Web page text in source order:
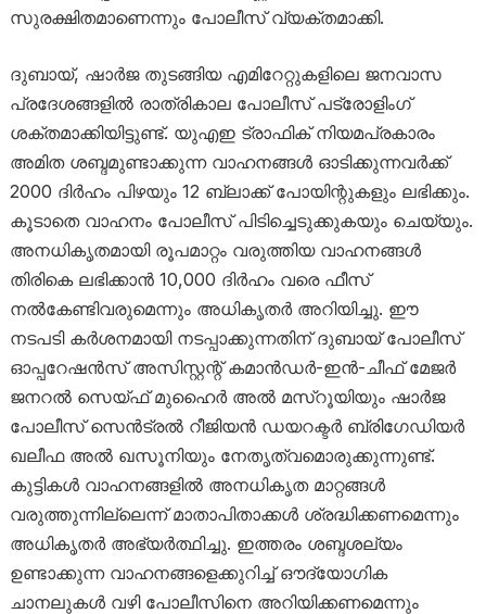
സുരക്ഷിതമാണെന്നും പോലീസ് വ്യക്തമാക്കി.
ദുബായ്, ഷാർജ തുടങ്ങിയ എമിറേറ്റുകളിലെ ജനവാസ
പ്രദേശങ്ങളിൽ രാത്രികാല പോലീസ് പട്രോളിംഗ്
ശക്തമാക്കിയിട്ടുണ്ട്. യുഎഇ ട്രാഫിക് നിയമപ്രകാരം
അമിത ശബ്ദമുണ്ടാക്കുന്ന വാഹനങ്ങൾ ഓടിക്കുന്നവർക്ക്
2000 ദിർഹം പിഴയും 12 ബ്ലാക്ക് പോയിന്റുകളും ലഭിക്കും.
കൂടാതെ വാഹനം പോലീസ് പിടിച്ചെടുക്കുകയും ചെയ്യും.
അനധികൃതമായി രൂപമാറ്റം വരുത്തിയ വാഹനങ്ങൾ
തിരികെ ലഭിക്കാൻ 10,000 ദിർഹം വരെ ഫീസ്
നൽകേണ്ടിവരുമെന്നും അധികൃതർ അറിയിച്ചു. ഈ
നടപടി കർശനമായി നടപ്പാക്കുന്നതിന് ദുബായ് പോലീസ്
ഓപ്പറേഷൻസ് അസിസ്റ്റന്റ് കമാൻഡർ-ഇൻ-ചീഫ് മേജർ
ജനറൽ സെയ്ഫ് മുഹൈർ അൽ മസ്‌റൂയിയും ഷാർജ
പോലീസ് സെൻട്രൽ റീജിയൻ ഡയറക്ടർ ബ്രിഗേഡിയർ
ഖലീഫ അൽ ഖസൂനിയും നേതൃത്വമൊരുക്കുന്നുണ്ട്.
കുട്ടികൾ വാഹനങ്ങളിൽ അനധികൃത മാറ്റങ്ങൾ
വരുത്തുന്നില്ലെന്ന് മാതാപിതാക്കൾ ശ്രദ്ധിക്കണമെന്നും
അധികൃതർ അഭ്യർത്ഥിച്ചു. ഇത്തരം ശബ്ദശല്യം
ഉണ്ടാക്കുന്ന വാഹനങ്ങളെക്കുറിച്ച് ഔദ്യോഗിക
ചാനലുകൾ വഴി പോലീസിനെ അറിയിക്കണമെന്നും